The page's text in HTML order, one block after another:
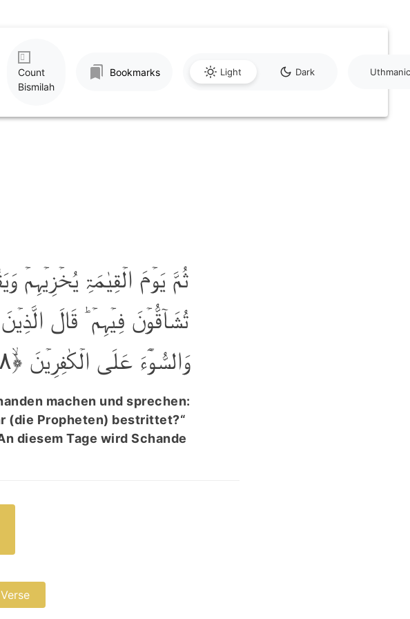
Count
Bismilah
Bookmarks Light Dark Uthmanic
ثُمَّ یَوۡمَ الۡقِیٰمَۃِ یُخۡزِیۡہِمۡ
تُشَآقُّوۡنَ فِیۡہِمۡ ؕ قَالَ الَّذِیۡنَ
وَالسُّوۡٓءَ عَلَی الۡکٰفِرِیۡنَ ﴿ۙ۲۸﴾
machen und sprechen:
(die Propheten) bestrittet?“
diesem Tage wird Schande